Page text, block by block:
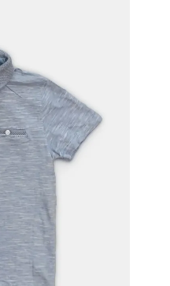
- STORLEK